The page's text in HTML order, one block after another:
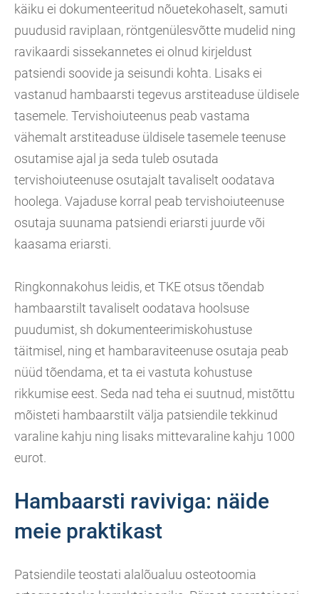
käiku ei dokumenteeritud nõuetekohaselt, samuti
puudusid raviplaan, röntgenülesvõtte mudelid ning
ravikaardi sissekannetes ei olnud kirjeldust
patsiendi soovide ja seisundi kohta. Lisaks ei
vastanud hambaarsti tegevus arstiteaduse üldisele
tasemele. Tervishoiuteenus peab vastama
vähemalt arstiteaduse üldisele tasemele teenuse
osutamise ajal ja seda tuleb osutada
tervishoiuteenuse osutajalt tavaliselt oodatava
hoolega. Vajaduse korral peab tervishoiuteenuse
osutaja suunama patsiendi eriarsti juurde või
kaasama eriarsti.
Ringkonnakohus leidis, et TKE otsus tõendab
hambaarstilt tavaliselt oodatava hoolsuse
puudumist, sh dokumenteerimiskohustuse
täitmisel, ning et hambaraviteenuse osutaja peab
nüüd tõendama, et ta ei vastuta kohustuse
rikkumise eest. Seda nad teha ei suutnud, mistõttu
mõisteti hambaarstilt välja patsiendile tekkinud
varaline kahju ning lisaks mittevaraline kahju 1000
eurot.
Hambaarsti raviviga: näide
meie praktikast
Patsiendile teostati alalõualuu osteotoomia